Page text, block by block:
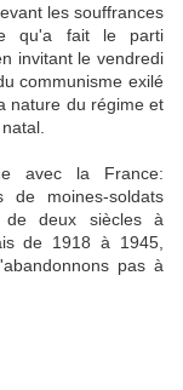
les souffrances
qu'a fait le parti
invitant le vendredi
communisme exilé
nature du régime et
avec la France:
de moines-soldats
de deux siècles à
de 1918 à 1945,
pas à